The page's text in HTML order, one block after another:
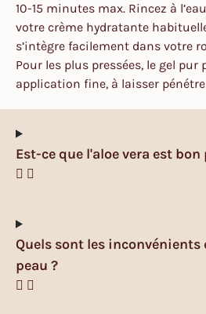
10-15 minutes max. Rincez à
votre crème hydratante
s’intègre facilement dans votre
Pour les plus pressées, le gel pur
application fine, à laisser
Est-ce que l'aloe vera est bon
Quels sont les inconvénients
peau ?